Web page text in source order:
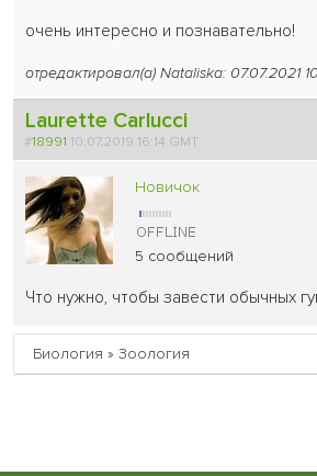
очень интересно и познавательно!
отредактировал(а) Nataliska: 07.07.2021
Laurette Carlucci
#18991 10.07.2019 16:14 GMT
Новичок
5 сообщений
Что нужно, чтобы завести обычных